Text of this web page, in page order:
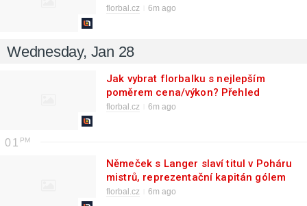
rozhodnutí změnit
florbal.cz 6m ago
Wednesday, Jan 28
Jak vybrat florbalku s nejlepším
poměrem cena/výkon? Přehled
doporučených modelů Floorbee
florbal.cz 6m ago
01
Němeček s Langer slaví titul v Poháru
mistrů, reprezentační kapitán gólem
zařídil prodloužení
florbal.cz 6m ago